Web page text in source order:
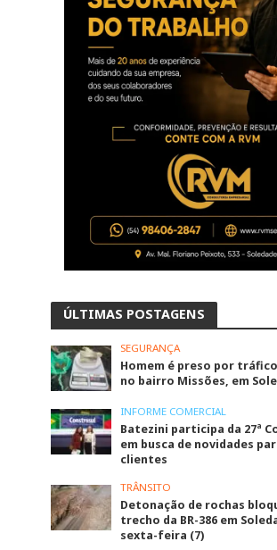
ÚLTIMAS POSTAGENS
SEGURANÇA
Homem é preso por
no bairro Missões, em
INFORME COMERCIAL
Batezini participa da 27ª
em busca de novidades
clientes
TRÂNSITO
Detonação de rochas
trecho da BR-386 em
sexta-feira (7)